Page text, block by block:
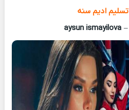
ادیم سنه
aysun ismayilova –